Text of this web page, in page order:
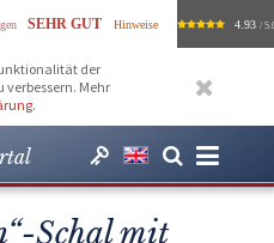
SEHR GUT Hinweise 4.93 /
der
verbessern. Mehr
.
Schal mit